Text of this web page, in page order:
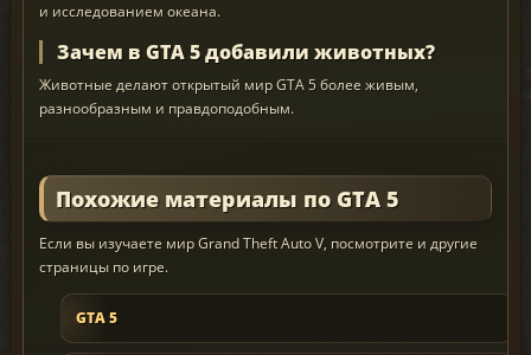
и исследованием океана.
Зачем в GTA 5 добавили животных?
Животные делают открытый мир GTA 5 более живым,
разнообразным и правдоподобным.
Похожие материалы по GTA 5
Если вы изучаете мир Grand Theft Auto V, посмотрите и другие
страницы по игре.
GTA 5